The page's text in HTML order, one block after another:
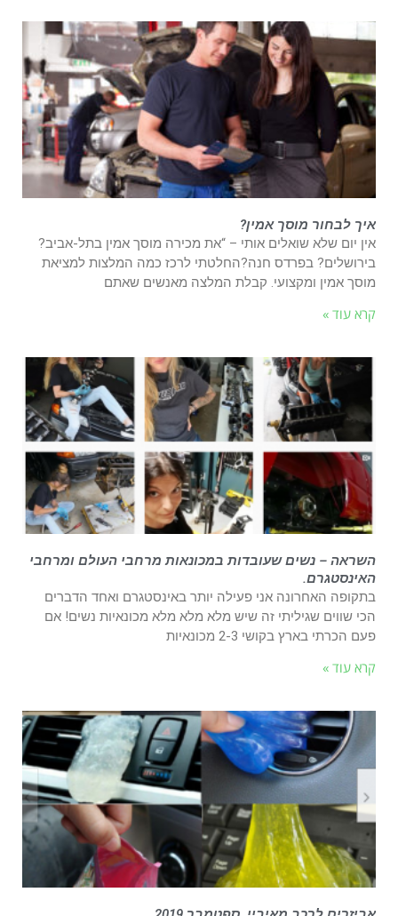
איך לבחור מוסך אמין?
אין יום שלא שואלים אותי – “את מכירה מוסך אמין בתל-אביב?
בירושלים? בפרדס חנה?החלטתי לרכז כמה המלצות למציאת
מוסך אמין ומקצועי. קבלת המלצה מאנשים שאתם
קרא עוד »
השראה – נשים שעובדות במכונאות מרחבי העולם ומרחבי
האינסטגרם.
בתקופה האחרונה אני פעילה יותר באינסטגרם ואחד הדברים
הכי שווים שגיליתי זה שיש מלא מלא מלא מכונאיות נשים! אם
פעם הכרתי בארץ בקושי 2-3 מכונאיות
קרא עוד »